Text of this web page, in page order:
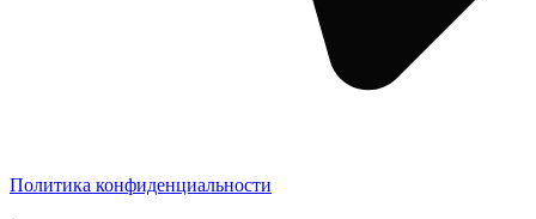
Политика конфиденциальности